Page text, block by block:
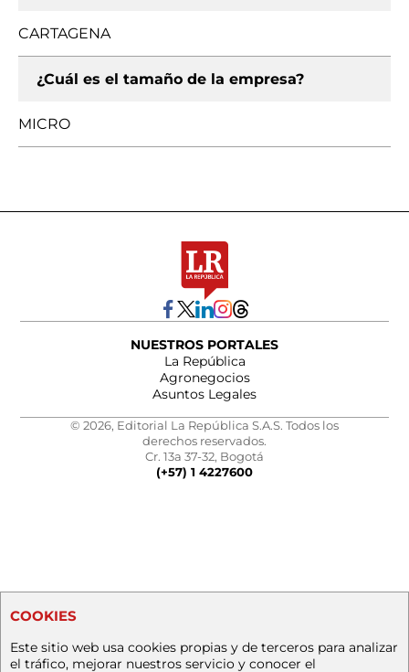
CARTAGENA
¿Cuál es el tamaño de la empresa?
MICRO
NUESTROS PORTALES
La República
Agronegocios
Asuntos Legales
© 2026, Editorial La República S.A.S. Todos los
derechos reservados.
Cr. 13a 37-32, Bogotá
(+57) 1 4227600
COOKIES
Este sitio web usa cookies propias y de terceros para analizar
el tráfico, mejorar nuestros servicio y conocer el